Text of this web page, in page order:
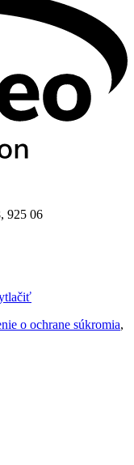
925 06
o ochrane súkromia,